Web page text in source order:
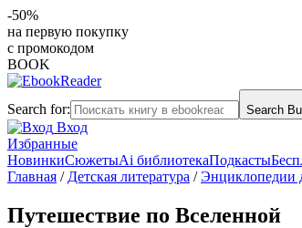
-50%
на первую покупку
с промокодом
BOOK
Search for: Search
Вход
Избранные
НовинкиСюжетыAi библиотекаПодкасты
Главная / Детская литература /Энциклопедии
Путешествие по Вселенной